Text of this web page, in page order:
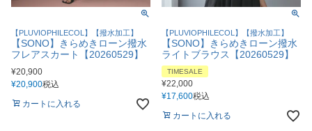
【PLUVIOPHILECOL】【撥水加工】
【SONO】きらめきローン撥水
フレアスカート【20260529】
¥20,900
¥20,900税込
カートに入れる
【PLUVIOPHILECOL】【撥水加工】
【SONO】きらめきローン撥水
ライトブラウス【20260529】
TIMESALE
¥22,000
¥17,600税込
カートに入れる